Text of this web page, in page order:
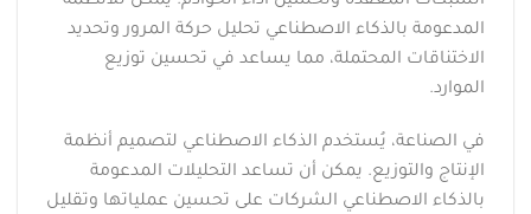
المدعومة بالذكاء الاصطناعي تحليل حركة المرور وتحديد
الاختناقات المحتملة، مما يساعد في تحسين توزيع
الموارد.
في الصناعة، يُستخدم الذكاء الاصطناعي لتصميم أنظمة
الإنتاج والتوزيع. يمكن أن تساعد التحليلات المدعومة
بالذكاء الاصطناعي الشركات على تحسين عملياتها وتقليل